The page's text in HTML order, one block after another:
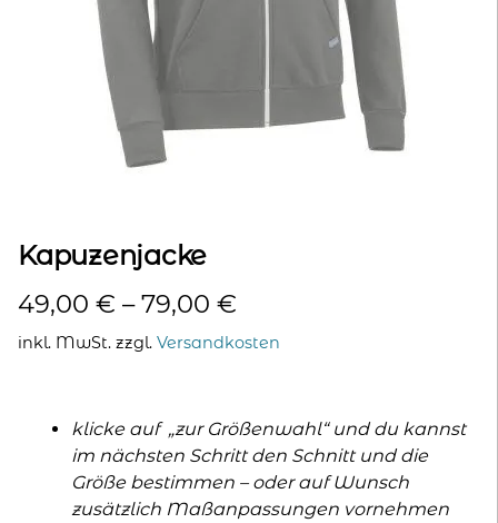
Kapuzenjacke
49,00 € –79,00 €
inkl. MwSt. zzgl. Versandkosten
klicke auf „zur Größenwahl“ und du kannst
im nächsten Schritt den Schnitt und die
Größe bestimmen – oder auf Wunsch
zusätzlich Maßanpassungen vornehmen